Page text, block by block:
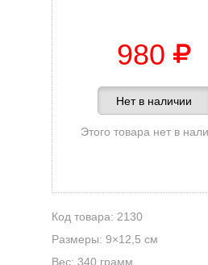
980
Нет в наличии
Этого товара нет в
Код товара: 2130
Размеры: 9×12,5 см
Вес: 340 грамм